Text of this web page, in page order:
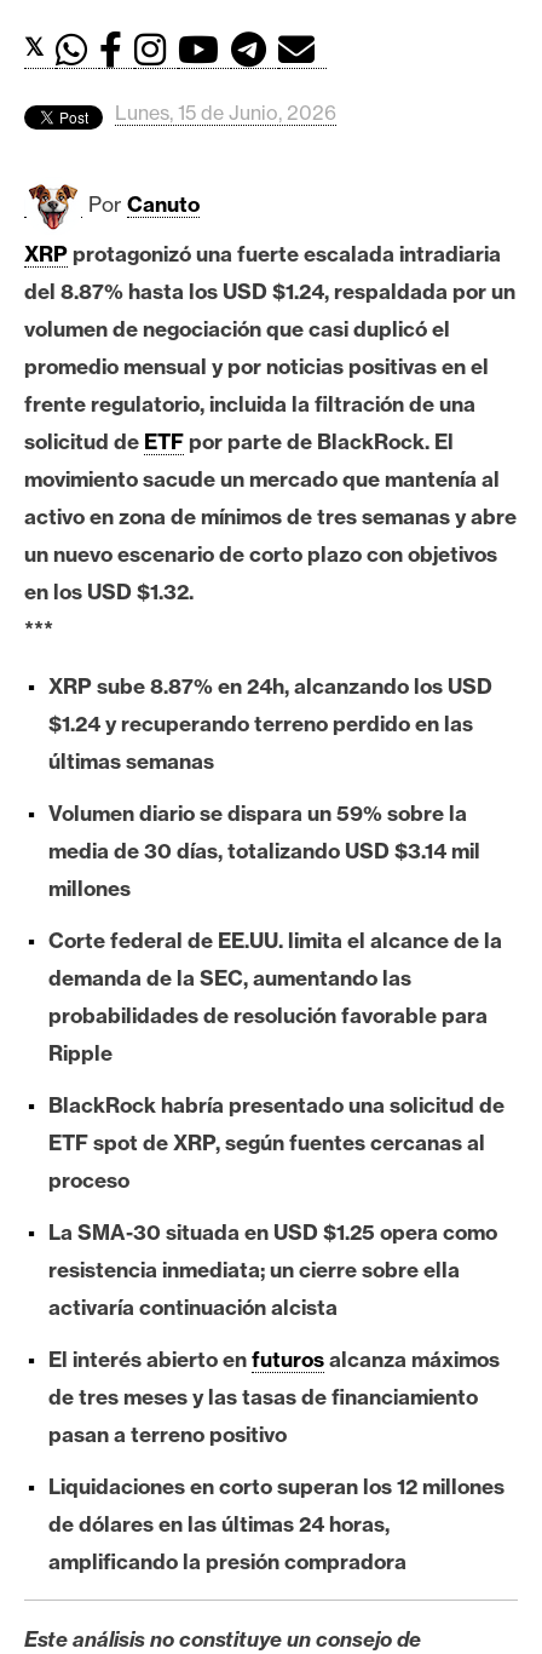
d
s
B
t
c
o
i
E
e
r
m
I
A
á
l
i
i
s
N
t
a
s
e
P
r
n
s
T
𝕏
Lunes, 15 de Junio, 2026
Por Canuto
XRPprotagonizó una fuerte escalada intradiaria
del 8.87% hasta los USD $1.24, respaldada por un
volumen de negociación que casi duplicó el
promedio mensual y por noticias positivas en el
frente regulatorio, incluida la filtración de una
solicitud de ETFpor parte de BlackRock. El
movimiento sacude un mercado que mantenía al
activo en zona de mínimos de tres semanas y abre
un nuevo escenario de corto plazo con objetivos
en los USD $1.32.
***
XRP sube 8.87% en 24h, alcanzando los USD
$1.24 y recuperando terreno perdido en las
últimas semanas
Volumen diario se dispara un 59% sobre la
media de 30 días, totalizando USD $3.14 mil
millones
Corte federal de EE.UU. limita el alcance de la
demanda de la SEC, aumentando las
probabilidades de resolución favorable para
Ripple
BlackRock habría presentado una solicitud de
ETF spot de XRP, según fuentes cercanas al
proceso
La SMA-30 situada en USD $1.25 opera como
resistencia inmediata; un cierre sobre ella
activaría continuación alcista
El interés abierto enfuturosalcanza máximos
de tres meses y las tasas de financiamiento
pasan a terreno positivo
Liquidaciones en corto superan los 12 millones
de dólares en las últimas 24 horas,
amplificando la presión compradora
Este análisis no constituye un consejo de